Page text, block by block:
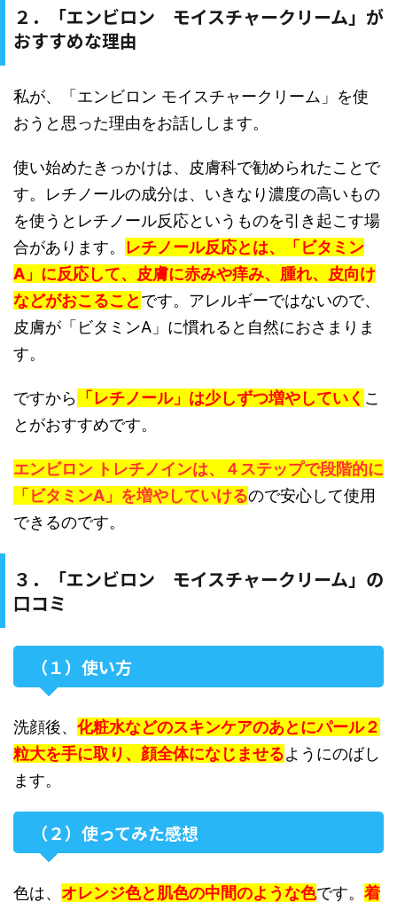
２．「エンビロン モイスチャークリーム」が
おすすめな理由
私が、「エンビロン モイスチャークリーム」を使
おうと思った理由をお話しします。
使い始めたきっかけは、皮膚科で勧められたことで
す。レチノールの成分は、いきなり濃度の高いもの
を使うとレチノール反応というものを引き起こす場
合があります。 レチノール反応とは、「ビタミン
A」に反応して、皮膚に赤みや痒み、腫れ、皮向け
などがおこることです。アレルギーではないので、
皮膚が「ビタミンA」に慣れると自然におさまりま
す。
ですから 「レチノール」は少しずつ増やしていく こ
とがおすすめです。
エンビロン トレチノインは、４ステップで段階的に
「ビタミンA」を増やしていけるので安心して使用
できるのです。
３．「エンビロン モイスチャークリーム」の
口コミ
（１）使い方
洗顔後、 化粧水などのスキンケアのあとにパール２
粒大を手に取り、顔全体になじませるようにのばし
ます。
（２）使ってみた感想
色は、 オレンジ色と肌色の中間のような色です。 着